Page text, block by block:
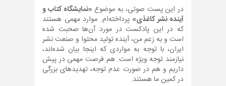
در این پست صوتی، به موضوع «نمایشگاه کتاب و
آینده نشر کاغذی» پرداخته‌ام. موارد مهمی هستند
که در این پادکست در مورد آن‌ها صحبت شده
است و به زعم من، آینده تولید محتوا و صنعت نشر
ایران، با توجه به مواردی که اینجا بیان شده‌اند،
نیازمند توجه ویژه است. هم فرصت مهمی در پیش
داریم و هم در صورت عدم توجه، تهدیدهای بزرگی
در کمین ما هستند.